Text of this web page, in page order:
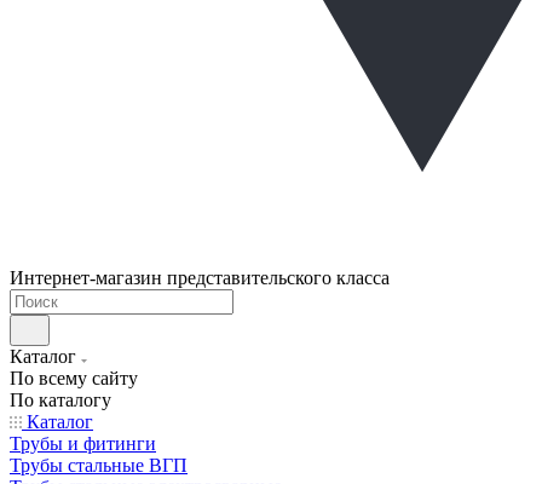
Интернет-магазин представительского класса
Каталог
По всему сайту
По каталогу
Каталог
Трубы и фитинги
Трубы стальные ВГП